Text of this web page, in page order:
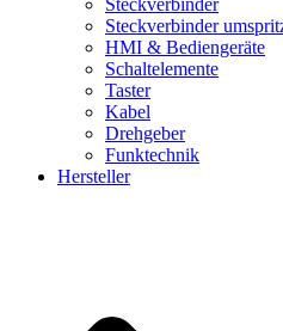
Steckverbinder
HMI & Bediengeräte
Schaltelemente
Taster
Kabel
Drehgeber
Funktechnik
Hersteller